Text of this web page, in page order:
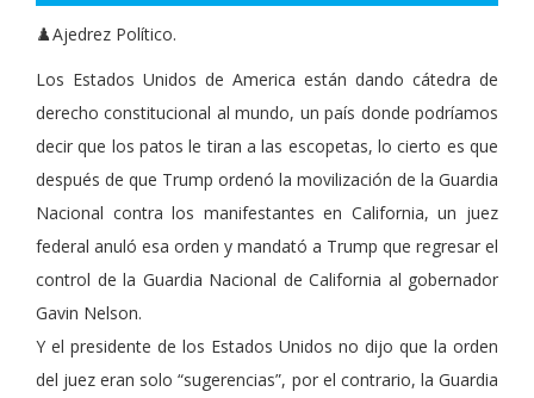
♟️Ajedrez Político.
Los Estados Unidos de America están dando cátedra de
derecho constitucional al mundo, un país donde podríamos
decir que los patos le tiran a las escopetas, lo cierto es que
después de que Trump ordenó la movilización de la Guardia
Nacional contra los manifestantes en California, un juez
federal anuló esa orden y mandató a Trump que regresar el
control de la Guardia Nacional de California al gobernador
Gavin Nelson.
Y el presidente de los Estados Unidos no dijo que la orden
del juez eran solo “sugerencias”, por el contrario, la Guardia